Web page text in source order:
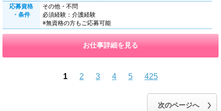
応募資格
・条件
その他・不問
必須経験：介護経験
※無資格の方もご応募可能
お仕事詳細を見る
1 2 3 4 5 425
次のページへ